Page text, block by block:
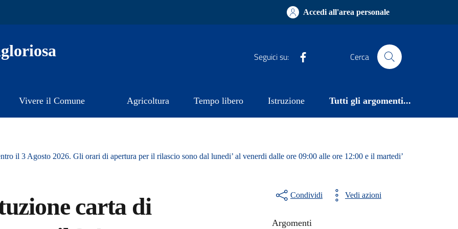
Accedi all'area personale
Seguici su: Cerca
Vivere il Comune Agricoltura Tempo libero Istruzione Tutti gli argomenti...
il 3 Agosto 2026. Gli orari di apertura per il rilascio sono dal lunedi’ al venerdi dalle ore 09:00 alle ore 12:00 e il martedi’
carta di
Condividi Vedi azioni
Argomenti